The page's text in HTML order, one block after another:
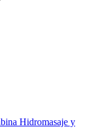
Hidromasaje y